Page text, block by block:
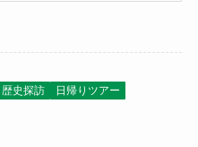
史探訪
日帰りツアー